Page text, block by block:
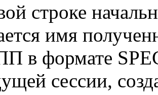
строке
имя
в формате
сессии,